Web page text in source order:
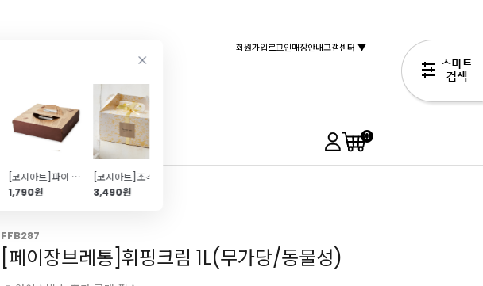
[코지아트]파이 타르트박스(피자박스\/브라운레터\/3호\/받침포함)
1,790원
3,490원
회원가입로그인매장안내고객센터 ▼
0
FFB287
[페이장브레통]휘핑크림 1L(무가당/동물성)